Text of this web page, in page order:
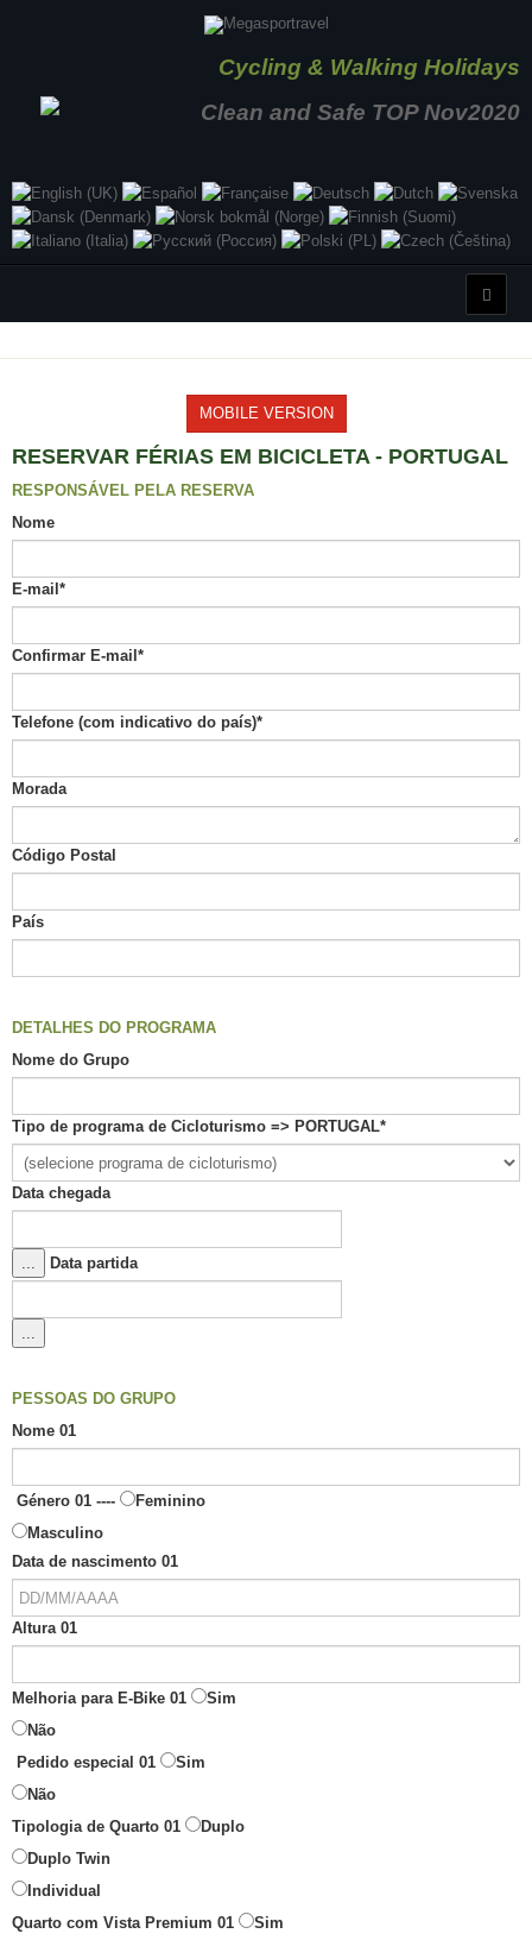
Cycling & Walking Holidays
MOBILE VERSION
RESERVAR FÉRIAS EM BICICLETA - PORTUGAL
RESPONSÁVEL PELA RESERVA
Nome
E-mail *
Confirmar E-mail *
Telefone (com indicativo do país)*
Morada
Código Postal
País
DETALHES DO PROGRAMA
Nome do Grupo
Tipo de programa de Cicloturismo => PORTUGAL*
Data chegada
... Data partida
...
PESSOAS DO GRUPO
Nome 01
Género 01 ----
Feminino
Masculino
Data de nascimento 01
Altura 01
Melhoria para E-Bike 01
Sim
Não
Pedido especial 01
Sim
Não
Tipologia de Quarto 01
Duplo
Duplo Twin
Individual
Quarto com Vista Premium 01
Sim